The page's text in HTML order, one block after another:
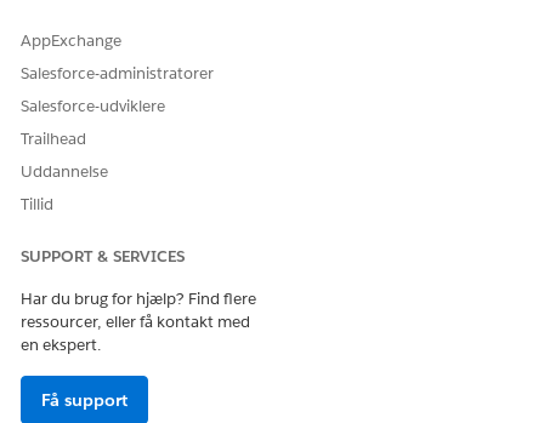
ressource. Definer, hvordan og hvornår brugere bekræfter
deres identitet.
AppExchange
Salesforce-administratorer
Salesforce-udviklere
Trailhead
Uddannelse
Tillid
SUPPORT & SERVICES
Har du brug for hjælp? Find flere
ressourcer, eller få kontakt med
en ekspert.
Få support